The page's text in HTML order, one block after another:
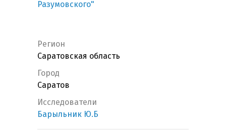
Разумовского"
Регион
Саратовская область
Город
Саратов
Исследователи
Барыльник Ю.Б